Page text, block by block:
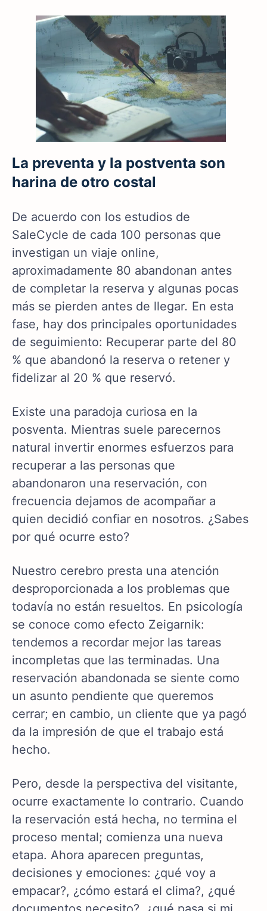
La preventa y la postventa son
harina de otro costal
De acuerdo con los estudios de
SaleCycle de cada 100 personas que
investigan un viaje online,
aproximadamente 80 abandonan antes
de completar la reserva y algunas pocas
más se pierden antes de llegar. En esta
fase, hay dos principales oportunidades
de seguimiento: Recuperar parte del 80
% que abandonó la reserva o retener y
fidelizar al 20 % que reservó.
Existe una paradoja curiosa en la
posventa. Mientras suele parecernos
natural invertir enormes esfuerzos para
recuperar a las personas que
abandonaron una reservación, con
frecuencia dejamos de acompañar a
quien decidió confiar en nosotros. ¿Sabes
por qué ocurre esto?
Nuestro cerebro presta una atención
desproporcionada a los problemas que
todavía no están resueltos. En psicología
se conoce como efecto Zeigarnik:
tendemos a recordar mejor las tareas
incompletas que las terminadas. Una
reservación abandonada se siente como
un asunto pendiente que queremos
cerrar; en cambio, un cliente que ya pagó
da la impresión de que el trabajo está
hecho.
Pero, desde la perspectiva del visitante,
ocurre exactamente lo contrario. Cuando
la reservación está hecha, no termina el
proceso mental; comienza una nueva
etapa. Ahora aparecen preguntas,
decisiones y emociones: ¿qué voy a
empacar?, ¿cómo estará el clima?, ¿qué